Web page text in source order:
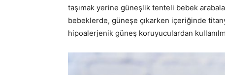
taşımak yerine güneşlik tenteli bebek
bebeklerde, güneşe çıkarken içeriğinde
hipoalerjenik güneş koruyuculardan